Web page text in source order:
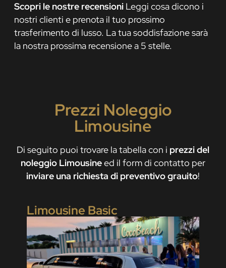
Scopri le nostre recensioni Leggi cosa dicono i
nostri clienti e prenota il tuo prossimo
trasferimento di lusso. La tua soddisfazione sarà
la nostra prossima recensione a 5 stelle.
Prezzi Noleggio
Limousine
Di seguito puoi trovare la tabella con i prezzi del
noleggio Limousineed il form di contatto per
inviare una richiesta di preventivo grauito!
Limousine Basic